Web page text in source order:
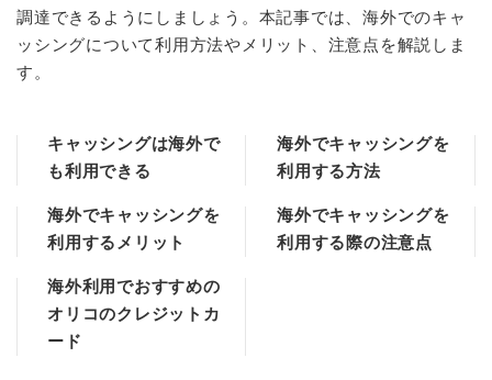
調達できるようにしましょう。本記事では、海外でのキャ
ッシングについて利用方法やメリット、注意点を解説しま
す。
キャッシングは海外で
も利用できる
海外でキャッシングを
利用する方法
海外でキャッシングを
利用するメリット
海外でキャッシングを
利用する際の注意点
海外利用でおすすめの
オリコのクレジットカ
ード